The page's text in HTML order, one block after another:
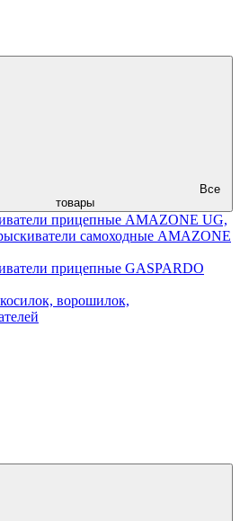
Все
товары
прицепные AMAZONE UG,
самоходные AMAZONE
прицепные GASPARDO
ворошилок,